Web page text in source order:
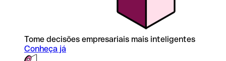
Tome decisões empresariais mais inteligentes
Conheça já